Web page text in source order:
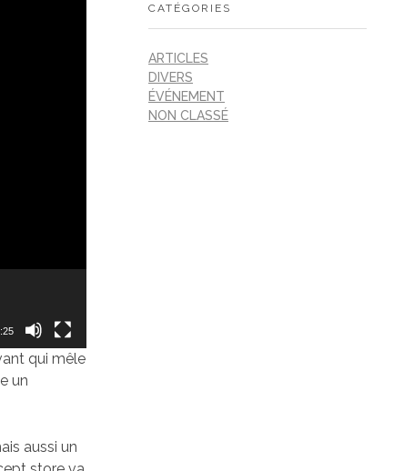
qui mêle
un
aussi un
CATÉGORIES
ARTICLES
DIVERS
ÉVÉNEMENT
NON CLASSÉ